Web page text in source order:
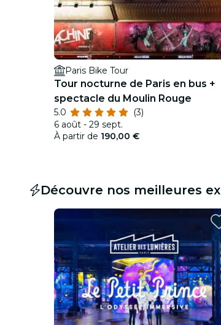
Paris Bike Tour
Tour nocturne de Paris en bus +
spectacle du Moulin Rouge
5.0
(3)
6 août - 29 sept.
À partir de 190,00 €
Découvre nos meilleures